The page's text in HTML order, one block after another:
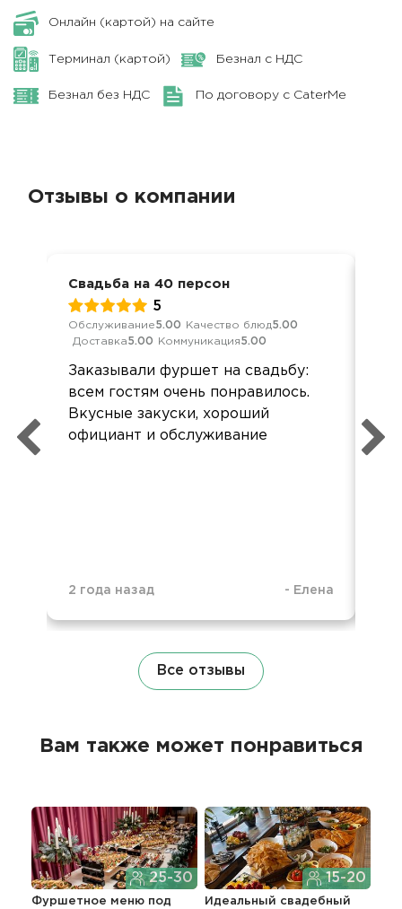
Онлайн (картой) на сайте
Терминал (картой) Безнал с НДС
Безнал без НДС По договору с CaterMe
Отзывы о компании
Свадьба на 40 персон
5
Обслуживание5.00 Качество блюд5.00
Доставка5.00 Коммуникация5.00
Заказывали фуршет на свадьбу:
всем гостям очень понравилось.
Вкусные закуски, хороший
официант и обслуживание
2 года назад - Елена
Все отзывы
Вам также может понравиться
25-30
Фуршетное меню под
15-20
Идеальный свадебный